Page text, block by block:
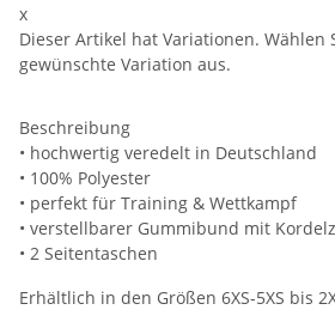
x
Dieser Artikel hat Variationen. Wählen
gewünschte Variation aus.
Beschreibung
• hochwertig veredelt in Deutschland
• 100% Polyester
• perfekt für Training & Wettkampf
• verstellbarer Gummibund mit
• 2 Seitentaschen
Erhältlich in den Größen 6XS-5XS bis